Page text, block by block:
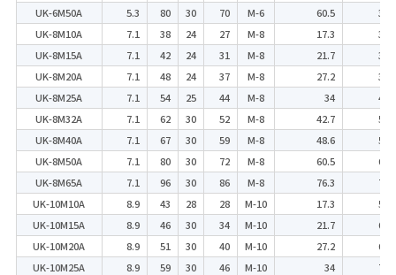
UK-6M50A
5.3 80 30 70 M-6 60.5
36
UK-8M10A
7.1 38 24 27 M-8 17.3
31
UK-8M15A
7.1 42 24 31 M-8 21.7
34
UK-8M20A
7.1 48 24 37 M-8 27.2
39
UK-8M25A
7.1 54 25 44 M-8 34
44
UK-8M32A
7.1 62 30 52 M-8 42.7
51
UK-8M40A
7.1 67 30 59 M-8 48.6
55
UK-8M50A
7.1 80 30 72 M-8 60.5
66
UK-8M65A
7.1 96 30 86 M-8 76.3
78
UK-10M10A
8.9 43 28 28 M-10 17.3
54
UK-10M15A
8.9 46 30 34 M-10 21.7
60
UK-10M20A
8.9 51 30 40 M-10 27.2
66
UK-10M25A
8.9 59 30 46 M-10 34
76